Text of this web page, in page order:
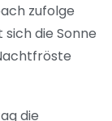
zufolge
die Sonne
die